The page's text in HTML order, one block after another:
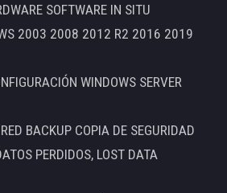
SOFTWARE IN SITU
2003 2008 2012 R2 2016 2019
WINDOWS SERVER
BACKUP COPIA DE SEGURIDAD
PERDIDOS, LOST DATA